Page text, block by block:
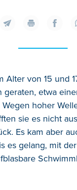
Alter von 15 und
geraten, etwa
hoher
sie es nicht
Es kam aber
es gelang, mit